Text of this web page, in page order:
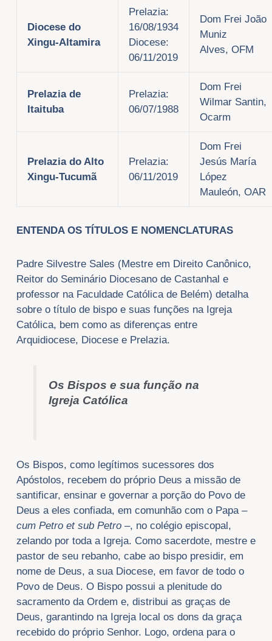
Diocese do
Xingu-Altamira
Prelazia:
16/08/1934
Diocese:
06/11/2019
Dom Frei João
Muniz
Alves, OFM
Prelazia de
Itaituba
Prelazia:
06/07/1988
Dom Frei
Wilmar Santin,
Ocarm
Prelazia do Alto
Xingu-Tucumã
Prelazia:
06/11/2019
Dom Frei
Jesús María
López
Mauleón, OAR
ENTENDA OS TÍTULOS E NOMENCLATURAS
Padre Silvestre Sales (Mestre em Direito Canônico,
Reitor do Seminário Diocesano de Castanhal e
professor na Faculdade Católica de Belém) detalha
sobre o título de bispo e suas funções na Igreja
Católica, bem como as diferenças entre
Arquidiocese, Diocese e Prelazia.
Os Bispos e sua função na
Igreja Católica
Os Bispos, como legítimos sucessores dos
Apóstolos, recebem do próprio Deus a missão de
santificar, ensinar e governar a porção do Povo de
Deus a eles confiada, em comunhão com o Papa –
cum Petro et sub Petro–, no colégio episcopal,
zelando por toda a Igreja. Como sacerdote, mestre e
pastor de seu rebanho, cabe ao bispo presidir, em
nome de Deus, a sua Diocese, em favor de todo o
Povo de Deus. O Bispo possui a plenitude do
sacramento da Ordem e, distribui as graças de
Deus, garantindo na Igreja local os dons da graça
recebido do próprio Senhor. Logo, ordena para o